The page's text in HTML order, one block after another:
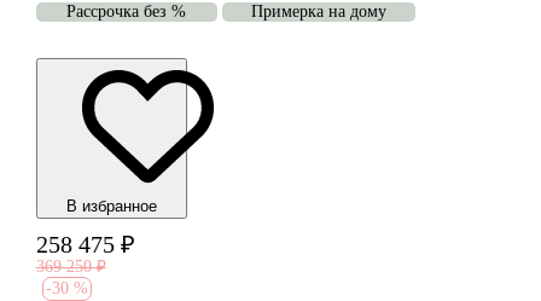
Рассрочка без % Примерка на дому
В избранноe
258 475 ₽
369 250 ₽
-30 %